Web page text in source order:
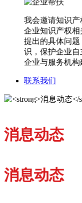
我会邀请知识
企业知识产权
提出的具体问
识，保护企业
企业与服务机构
联系我们
消息动态
消息动态